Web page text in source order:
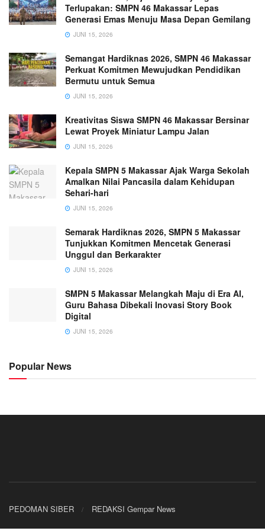
Terlupakan: SMPN 46 Makassar Lepas
Generasi Emas Menuju Masa Depan Gemilang
JUNI 15, 2026
Semangat Hardiknas 2026, SMPN 46 Makassar
Perkuat Komitmen Mewujudkan Pendidikan
Bermutu untuk Semua
JUNI 15, 2026
Kreativitas Siswa SMPN 46 Makassar Bersinar
Lewat Proyek Miniatur Lampu Jalan
JUNI 15, 2026
Kepala SMPN 5 Makassar Ajak Warga Sekolah
Amalkan Nilai Pancasila dalam Kehidupan
Sehari-hari
JUNI 15, 2026
Semarak Hardiknas 2026, SMPN 5 Makassar
Tunjukkan Komitmen Mencetak Generasi
Unggul dan Berkarakter
JUNI 15, 2026
SMPN 5 Makassar Melangkah Maju di Era AI,
Guru Bahasa Dibekali Inovasi Story Book
Digital
JUNI 15, 2026
Popular News
PEDOMAN SIBER REDAKSI Gempar News